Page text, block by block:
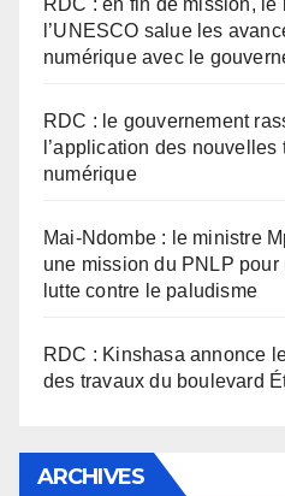
RDC : en fin de mission, le
l’UNESCO salue les
numérique avec le
RDC : le gouvernement
l’application des
numérique
Mai-Ndombe : le ministre
une mission du PNLP
lutte contre le paludisme
RDC : Kinshasa annonce
des travaux du boulevard
ARCHIVES